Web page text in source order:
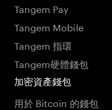
Tangem Pay
Tangem Mobile
Tangem 指環
Tangem硬體錢包
加密資產錢包
用於 Bitcoin 的錢包